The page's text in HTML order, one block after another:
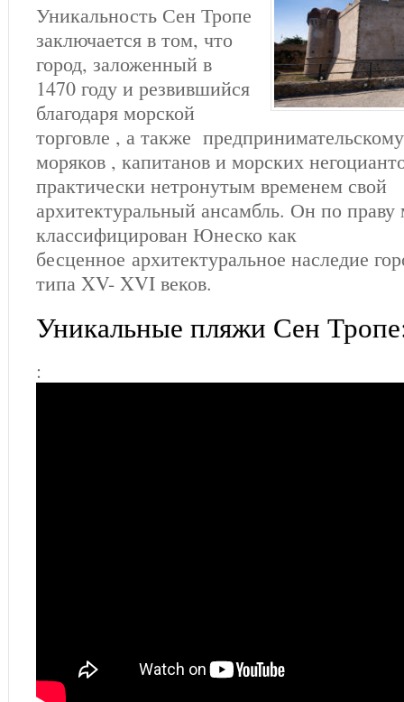
Уникальность Сен Тропе
заключается в том, что
город, заложенный в
1470 году и резвившийся
благодаря морской
торговле , а также
моряков , капитанов и морских
практически нетронутым временем свой
архитектуральный ансамбль. Он по
классифицирован Юнеско как
бесценное архитектуральное наследие
типа XV- XVI веков.
Уникальные пляжи Сен
: